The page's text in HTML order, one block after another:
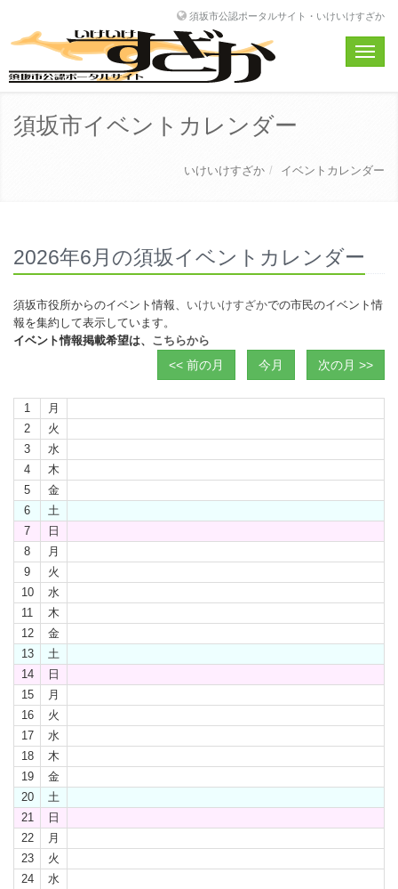
須坂市公認ポータルサイト・いけいけすざか
Toggle
須坂市イベントカレンダー
いけいけすざか イベントカレンダー
2026年6月の須坂イベントカレンダー
須坂市役所からのイベント情報、 いけいけすざかでの市民のイベント情
報を集約して表示しています。
イベント情報掲載希望は、 こちらから
<< 前の月 今月 次の月 >>
1
月
2
火
3
水
4
木
5
金
6
土
7
日
8
月
9
火
10
水
11
木
12
金
13
土
14
日
15
月
16
火
17
水
18
木
19
金
20
土
21
日
22
月
23
火
24
水